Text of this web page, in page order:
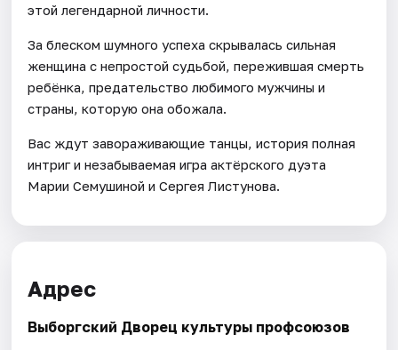
этой легендарной личности.
За блеском шумного успеха скрывалась сильная
женщина с непростой судьбой, пережившая смерть
ребёнка, предательство любимого мужчины и
страны, которую она обожала.
Вас ждут завораживающие танцы, история полная
интриг и незабываемая игра актёрского дуэта
Марии Семушиной и Сергея Листунова.
Адрес
Выборгский Дворец культуры профсоюзов